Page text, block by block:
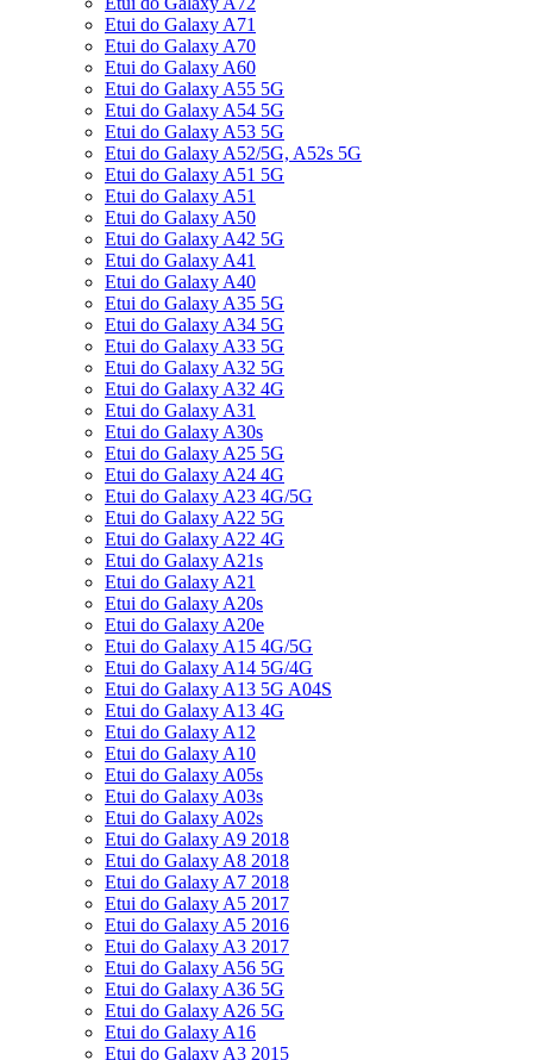
Etui do Galaxy A71
Etui do Galaxy A70
Etui do Galaxy A60
Etui do Galaxy A55 5G
Etui do Galaxy A54 5G
Etui do Galaxy A53 5G
Etui do Galaxy A52/5G, A52s 5G
Etui do Galaxy A51 5G
Etui do Galaxy A51
Etui do Galaxy A50
Etui do Galaxy A42 5G
Etui do Galaxy A41
Etui do Galaxy A40
Etui do Galaxy A35 5G
Etui do Galaxy A34 5G
Etui do Galaxy A33 5G
Etui do Galaxy A32 5G
Etui do Galaxy A32 4G
Etui do Galaxy A31
Etui do Galaxy A30s
Etui do Galaxy A25 5G
Etui do Galaxy A24 4G
Etui do Galaxy A23 4G/5G
Etui do Galaxy A22 5G
Etui do Galaxy A22 4G
Etui do Galaxy A21s
Etui do Galaxy A21
Etui do Galaxy A20s
Etui do Galaxy A20e
Etui do Galaxy A15 4G/5G
Etui do Galaxy A14 5G/4G
Etui do Galaxy A13 5G A04S
Etui do Galaxy A13 4G
Etui do Galaxy A12
Etui do Galaxy A10
Etui do Galaxy A05s
Etui do Galaxy A03s
Etui do Galaxy A02s
Etui do Galaxy A9 2018
Etui do Galaxy A8 2018
Etui do Galaxy A7 2018
Etui do Galaxy A5 2017
Etui do Galaxy A5 2016
Etui do Galaxy A3 2017
Etui do Galaxy A56 5G
Etui do Galaxy A36 5G
Etui do Galaxy A26 5G
Etui do Galaxy A16
Etui do Galaxy A3 2015